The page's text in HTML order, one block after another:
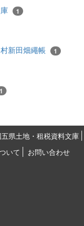
1
新田畑繩帳 1
1
県土地・租税資料文庫
いて
お問い合わせ